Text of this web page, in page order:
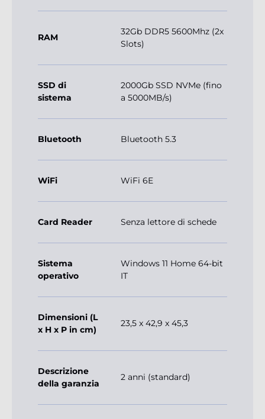
RAM
32Gb DDR5 5600Mhz (2x
Slots)
SSD di
sistema
2000Gb SSD NVMe (fino
a 5000MB/s)
Bluetooth Bluetooth 5.3
WiFi WiFi 6E
Card Reader Senza lettore di schede
Sistema
operativo
Windows 11 Home 64-bit
IT
Dimensioni (L
x H x P in cm)
23,5 x 42,9 x 45,3
Descrizione
della garanzia
2 anni (standard)